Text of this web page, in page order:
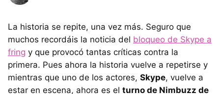
La historia se repite, una vez más. Seguro que
muchos recordáis la noticia del bloqueo de Skype a
fring y que provocó tantas críticas contra la
primera. Pues ahora la historia vuelve a repetirse y
mientras que uno de los actores, Skype, vuelve a
estar en escena, ahora es el turno de Nimbuzz de